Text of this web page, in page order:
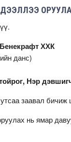
Бенекрафт ХХК
данс)
Нэр
заавал
нь ямар